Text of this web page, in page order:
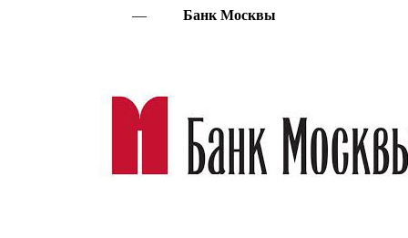
— Банк Москвы